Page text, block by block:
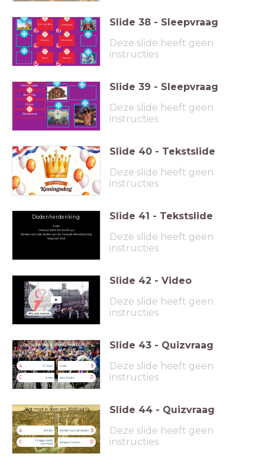
Koningsdag Sinterklaas
Kerstmis Hemelvaart
Pasen Carnaval
Slide 38 - Sleepvraag
Deze slide heeft geen
instructies
Hemelvaart
Kerstmis
Pasen
Pinksteren
Slide 39 - Sleepvraag
Deze slide heeft geen
instructies
Slide 40 - Tekstslide
Deze slide heeft geen
instructies
Dodenherdenking
4 mei
1 minuut stilte om 20.00 uur
Denken aan alle doden van de Tweede Wereldoorlog
Vlag half stok
Slide 41 - Tekstslide
Deze slide heeft geen
instructies
Slide 42 - Video
Deze slide heeft geen
instructies
Op welke dag is dodenherdenking?
A 27 april B
5 mei
C 4 mei D
voor Pasen
Slide 43 - Quizvraag
Deze slide heeft geen
instructies
Wat moet je doen om 20.00 uur?
A Stil zijn B
Denken aan de doden
C
TV kijken (NOS
journaal)
D
Respect tonen
Slide 44 - Quizvraag
Deze slide heeft geen
instructies